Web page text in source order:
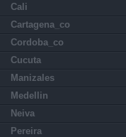
Cali
Cartagena_co
Cordoba_co
Cucuta
Manizales
Medellin
Neiva
Pereira